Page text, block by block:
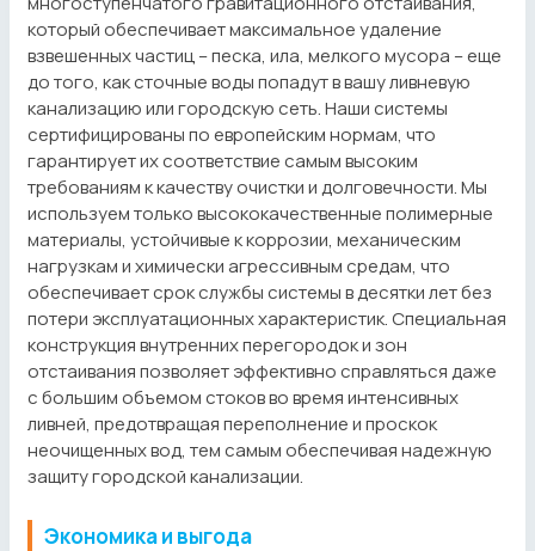
который обеспечивает максимальное удаление
взвешенных частиц – песка, ила, мелкого мусора – еще
до того, как сточные воды попадут в вашу ливневую
канализацию или городскую сеть. Наши системы
сертифицированы по европейским нормам, что
гарантирует их соответствие самым высоким
требованиям к качеству очистки и долговечности. Мы
используем только высококачественные полимерные
материалы, устойчивые к коррозии, механическим
нагрузкам и химически агрессивным средам, что
обеспечивает срок службы системы в десятки лет без
потери эксплуатационных характеристик. Специальная
конструкция внутренних перегородок и зон
отстаивания позволяет эффективно справляться даже
с большим объемом стоков во время интенсивных
ливней, предотвращая переполнение и проскок
неочищенных вод, тем самым обеспечивая надежную
защиту городской канализации.
Экономика и выгода